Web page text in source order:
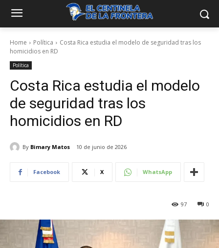
Home Política
Costa Rica estudia el modelo de seguridad tras los
homicidios en RD
Política
Costa Rica estudia el modelo
de seguridad tras los
homicidios en RD
By Bimary Matos 10 de junio de 2026
Facebook X WhatsApp
0
97